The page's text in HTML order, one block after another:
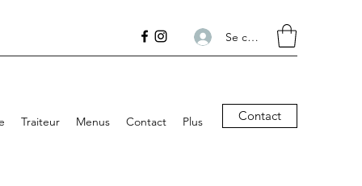
Se connecter
Traiteur Menus Contact Plus Contact